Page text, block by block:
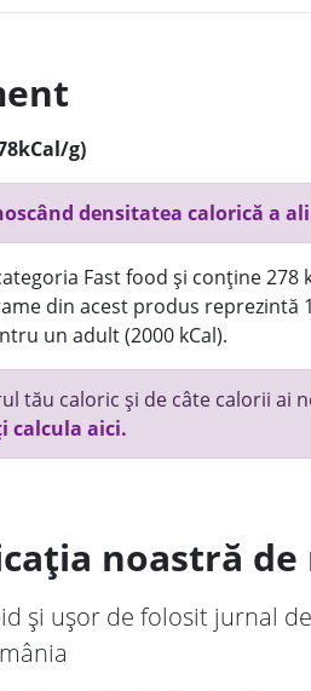
g)
densitatea calorică a
Fast food și conține 278
din acest produs reprezintă
un adult (2000 kCal).
tău caloric și de câte calorii ai
calcula aici.
noastră de
și ușor de folosit jurnal